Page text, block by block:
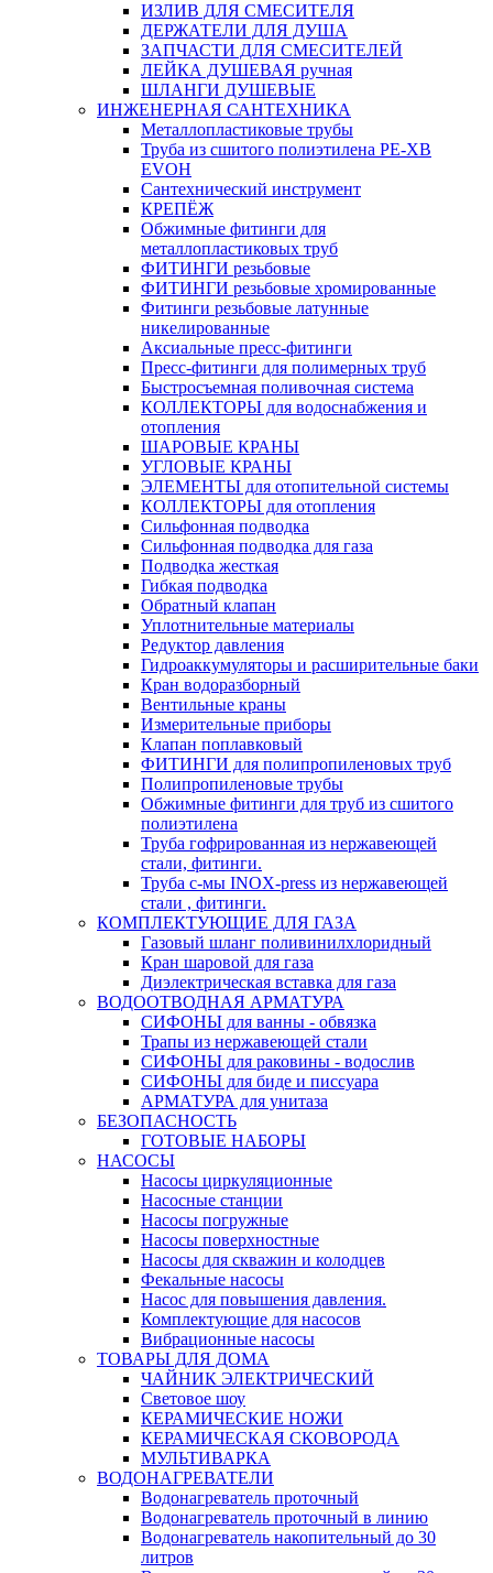
ИЗЛИВ ДЛЯ СМЕСИТЕЛЯ
ДЕРЖАТЕЛИ ДЛЯ ДУША
ЗАПЧАСТИ ДЛЯ СМЕСИТЕЛЕЙ
ЛЕЙКА ДУШЕВАЯ ручная
ШЛАНГИ ДУШЕВЫЕ
ИНЖЕНЕРНАЯ САНТЕХНИКА
Металлопластиковые трубы
Труба из сшитого полиэтилена PE-XB
EVOH
Сантехнический инструмент
КРЕПЁЖ
Обжимные фитинги для
металлопластиковых труб
ФИТИНГИ резьбовые
ФИТИНГИ резьбовые хромированные
Фитинги резьбовые латунные
никелированные
Аксиальные пресс-фитинги
Пресс-фитинги для полимерных труб
Быстросъемная поливочная система
КОЛЛЕКТОРЫ для водоснабжения и
отопления
ШАРОВЫЕ КРАНЫ
УГЛОВЫЕ КРАНЫ
ЭЛЕМЕНТЫ для отопительной системы
КОЛЛЕКТОРЫ для отопления
Сильфонная подводка
Cильфонная подводка для газа
Подводка жесткая
Гибкая подводка
Обратный клапан
Уплотнительные материалы
Редуктор давления
Гидроаккумуляторы и расширительные баки
Кран водоразборный
Вентильные краны
Измерительные приборы
Клапан поплавковый
ФИТИНГИ для полипропиленовых труб
Полипропиленовые трубы
Обжимные фитинги для труб из сшитого
полиэтилена
Труба гофрированная из нержавеющей
стали, фитинги.
Труба с-мы INOX-press из нержавеющей
стали , фитинги.
КОМПЛЕКТУЮЩИЕ ДЛЯ ГАЗА
Газовый шланг поливинилхлоридный
Кран шаровой для газа
Диэлектрическая вставка для газа
ВОДООТВОДНАЯ АРМАТУРА
СИФОНЫ для ванны - обвязка
Трапы из нержавеющей стали
СИФОНЫ для раковины - водослив
СИФОНЫ для биде и писсуара
АРМАТУРА для унитаза
БЕЗОПАСНОСТЬ
ГОТОВЫЕ НАБОРЫ
НАСОСЫ
Насосы циркуляционные
Насосные станции
Насосы погружные
Насосы поверхностные
Насосы для скважин и колодцев
Фекальные насосы
Насос для повышения давления.
Комплектующие для насосов
Вибрационные насосы
ТОВАРЫ ДЛЯ ДОМА
ЧАЙНИК ЭЛЕКТРИЧЕСКИЙ
Световое шоу
КЕРАМИЧЕСКИЕ НОЖИ
КЕРАМИЧЕСКАЯ СКОВОРОДА
МУЛЬТИВАРКА
ВОДОНАГРЕВАТЕЛИ
Водонагреватель проточный
Водонагреватель проточный в линию
Водонагреватель накопительный до 30
литров